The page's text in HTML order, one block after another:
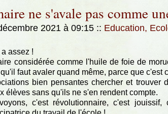
ne s'avale pas comme
2021 à 09:15 :: Education,
assez !
considérée comme l'huile de foie de
faut avaler quand même, parce que c'est
bien pensantes chercher et trouver
élèves sans qu'ils ne s'en rendent compte.
c'est révolutionnaire, c'est